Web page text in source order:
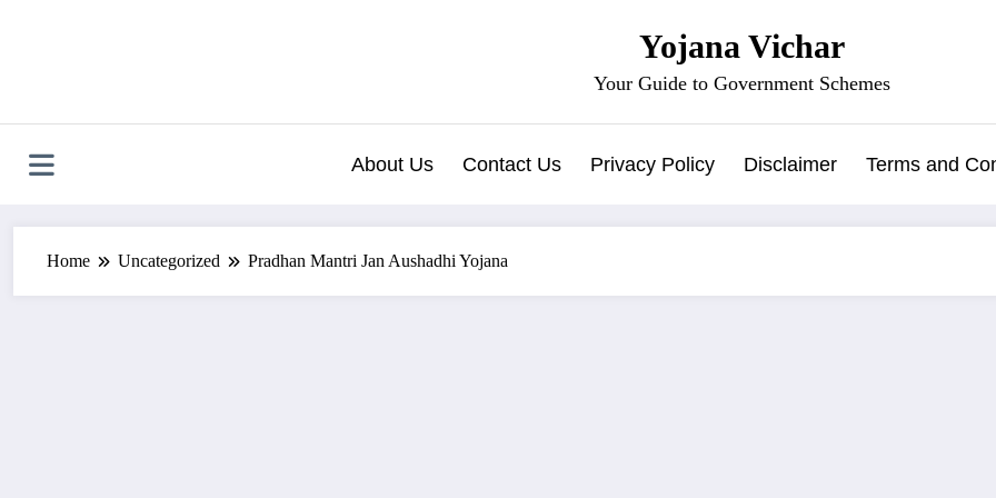
Yojana Vichar
Your Guide to Government Schemes
About Us Contact Us Privacy Policy Disclaimer Terms and
Home Uncategorized Pradhan Mantri Jan Aushadhi Yojana